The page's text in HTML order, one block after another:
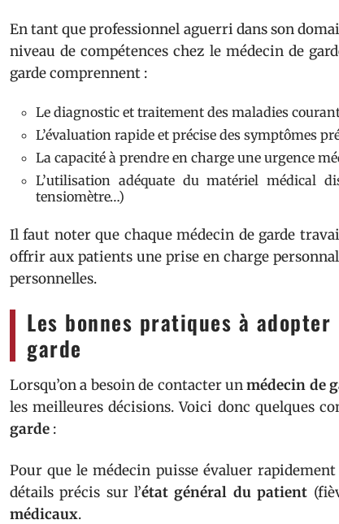
En tant que professionnel aguerri dans son
niveau de compétences chez le médecin de
garde comprennent :
Le diagnostic et traitement des maladies
L’évaluation rapide et précise des symptômes
La capacité à prendre en charge une urgence
L’utilisation adéquate du matériel médical
tensiomètre…)
Il faut noter que chaque médecin de garde
offrir aux patients une prise en charge
personnelles.
Les bonnes pratiques à
garde
Lorsqu’on a besoin de contacter unmédecin de
les meilleures décisions. Voici donc quelques
garde :
Pour que le médecin puisse évaluer
détails précis sur l’état général du patient
médicaux.